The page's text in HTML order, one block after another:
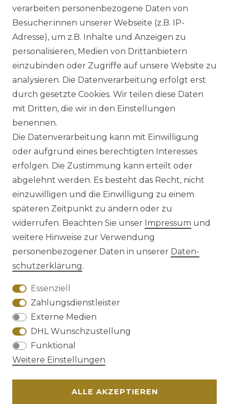
Ähnlicher Artikel
Seidensticker - Herren
Business Hemd (01.153480)
UVP 59,99 €
ab 58,99 € *
Impressum Daten­schutz­erklärung
AGB Barrierefreiheitserklärung
Widerrufs­recht
verarbeiten personenbezogene Daten von
Besucher:innen unserer Webseite (z.B. IP-
Adresse), um z.B. Inhalte und Anzeigen zu
personalisieren, Medien von Drittanbietern
einzubinden oder Zugriffe auf unsere Website zu
analysieren. Die Datenverarbeitung erfolgt erst
durch gesetzte Cookies. Wir teilen diese Daten
mit Dritten, die wir in den Einstellungen
benennen.
Die Datenverarbeitung kann mit Einwilligung
oder aufgrund eines berechtigten Interesses
erfolgen. Die Zustimmung kann erteilt oder
abgelehnt werden. Es besteht das Recht, nicht
einzuwilligen und die Einwilligung zu einem
späteren Zeitpunkt zu ändern oder zu
widerrufen. Beachten Sie unser Impressum und
weitere Hinweise zur Verwendung
personenbezogener Daten in unserer Daten­
schutz­erklärung.
Essenziell
Zahlungsdienstleister
Externe Medien
DHL Wunschzustellung
Funktional
Weitere Einstellungen
ALLE AKZEPTIEREN